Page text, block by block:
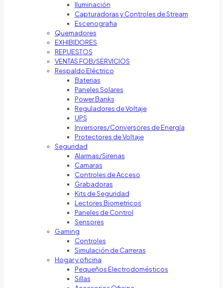
Iluminación
Capturadoras y Controles de Stream
Escenografia
Quemadores
EXHIBIDORES
REPUESTOS
VENTAS FOB/SERVICIOS
Respaldo Eléctrico
Baterias
Paneles Solares
Power Banks
Reguladores de Voltaje
UPS
Inversores/Conversores de Energía
Protectores de Voltaje
Seguridad
Alarmas/Sirenas
Camaras
Controles de Acceso
Grabadoras
Kits de Seguridad
Lectores Biometricos
Paneles de Control
Sensores
Gaming
Controles
Simulación de Carreras
Hogar y oficina
Pequeños Electrodomésticos
Sillas